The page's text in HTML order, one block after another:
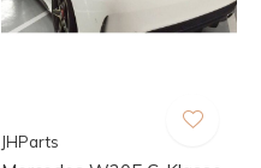
JHParts